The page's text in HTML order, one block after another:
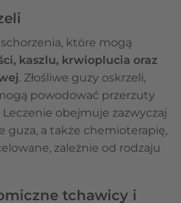
które mogą
kaszlu, krwioplucia oraz
. Złośliwe guzy oskrzeli,
powodować przerzuty
Leczenie obejmuje zazwyczaj
guza, a także chemioterapię,
zależnie od rodzaju
tchawicy i